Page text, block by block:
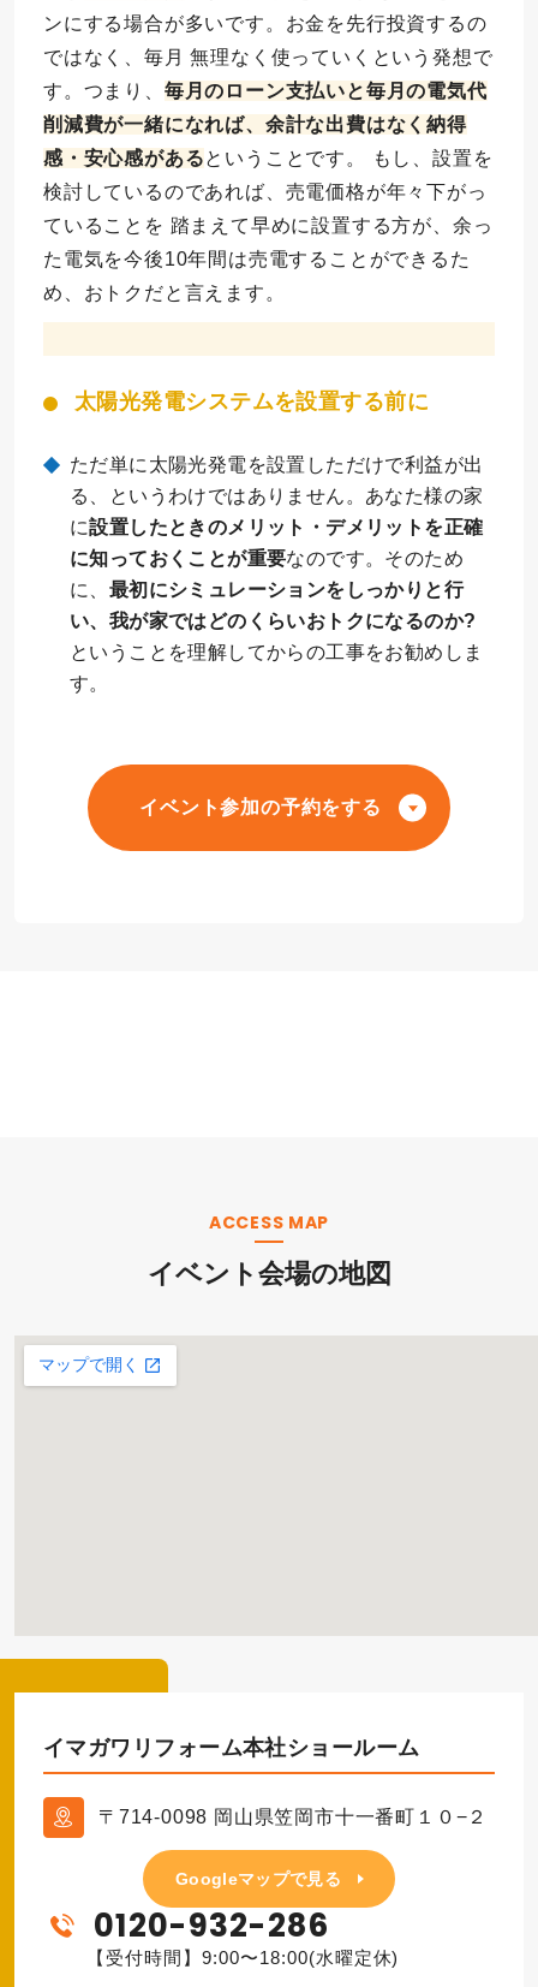
ンにする場合が多いです。お金を先行投資するの
ではなく、毎月 無理なく使っていくという発想で
す。つまり、 毎月のローン支払いと毎月の電気代
削減費が一緒になれば、余計な出費はなく納得
感・安心感があるということです。 もし、設置を
検討しているのであれば、売電価格が年々下がっ
ていることを 踏まえて早めに設置する方が、余っ
た電気を今後10年間は売電することができるた
め、おトクだと言えます。
太陽光発電システムを設置する前に
ただ単に太陽光発電を設置しただけで利益が出
る、というわけではありません。あなた様の家
に設置したときのメリット・デメリットを正確
に知っておくことが重要なのです。そのため
に、 最初にシミュレーションをしっかりと行
い、我が家ではどのくらいおトクになるのか?
ということを理解してからの工事をお勧めしま
す。
イベント参加の予約をする
ACCESS MAP
イベント会場の地図
イマガワリフォーム本社ショールーム
〒714-0098 岡山県笠岡市十一番町１０−２
Googleマップで見る
0120-932-286
【受付時間】9:00〜18:00(水曜定休)